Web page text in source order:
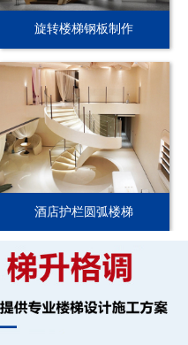
旋转楼梯钢板制作
酒店护栏圆弧楼梯